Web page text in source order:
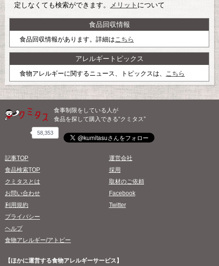
定しなくても検索ができます。
メリット について
食品回収情報
食品回収情報があります。詳細は こちら
アレルギートピックス
食物アレルギーに関するニュース、トピックスは、 こちら
食事制限をしている人が
食品を探して購入できる“クミタス”
58,353
記事TOP
食品検索TOP
クミタスとは
お問い合わせ
利用規約
プライバシー
ヘルプ
食物アレルギー/アトピー
運営会社
採用
取材のご依頼
Facebook
Twitter
【ほかに運営する食物アレルギーサービス】